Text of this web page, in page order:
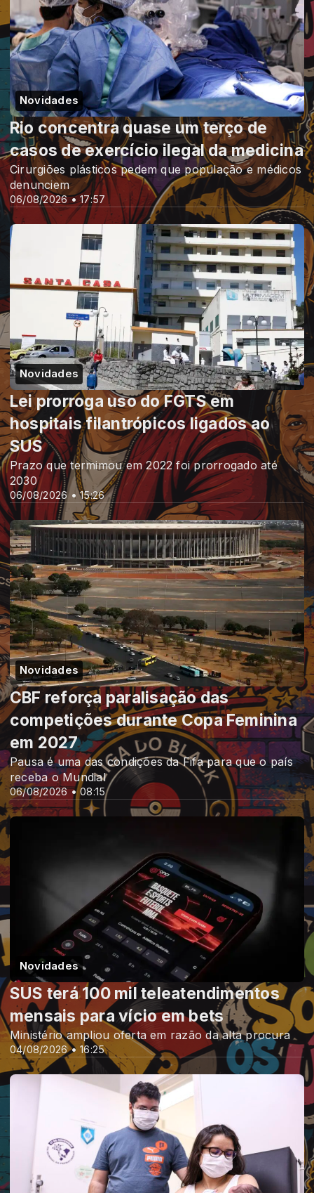
Novidades
06/08/2026 • 17:57
Rio concentra quase um terço de
casos de exercício ilegal da medicina
Cirurgiões plásticos pedem que população e médicos
denunciem
Novidades
06/08/2026 • 15:26
Lei prorroga uso do FGTS em
hospitais filantrópicos ligados ao
SUS
Prazo que termimou em 2022 foi prorrogado até
2030
Novidades
06/08/2026 • 08:15
CBF reforça paralisação das
competições durante Copa Feminina
em 2027
Pausa é uma das condições da Fifa para que o país
receba o Mundial
Novidades
04/08/2026 • 16:25
SUS terá 100 mil teleatendimentos
mensais para vício em bets
Ministério ampliou oferta em razão da alta procura